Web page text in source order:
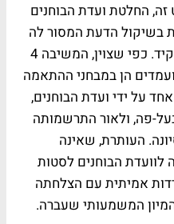
החלטת ועדת הבוחנים
בשיקול הדעת המסור לה
כפי שצוין, המשיבה 4
הן במבחני ההתאמה
על ידי ועדת הבוחנים,
פה, ולאור התרשמותה
העותרת, שאינה
הבוחנים לסטות
אמיתית עם הצלחתה
.